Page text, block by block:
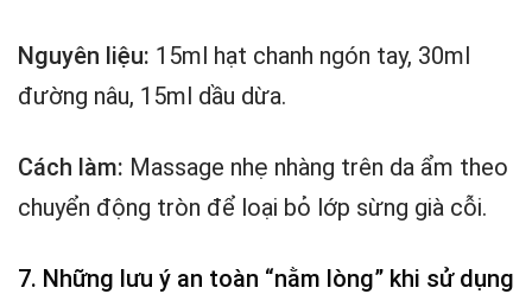
Nguyên liệu: 15ml hạt chanh ngón tay, 30ml
đường nâu, 15ml dầu dừa.
Cách làm: Massage nhẹ nhàng trên da ẩm theo
chuyển động tròn để loại bỏ lớp sừng già cỗi.
7. Những lưu ý an toàn “nằm lòng” khi sử dụng